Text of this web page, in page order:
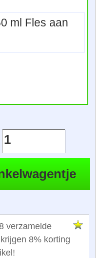
aan
verzamelde
8% korting